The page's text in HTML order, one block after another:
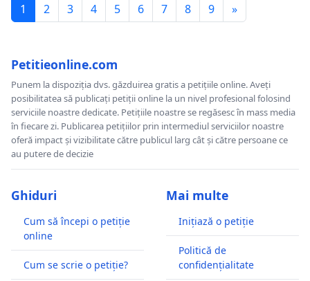
1 2 3 4 5 6 7 8 9 »
Petitieonline.com
Punem la dispoziția dvs. găzduirea gratis a petițiile online. Aveți
posibilitatea să publicați petiții online la un nivel profesional folosind
serviciile noastre dedicate. Petițiile noastre se regăsesc în mass media
în fiecare zi. Publicarea petițiilor prin intermediul serviciilor noastre
oferă impact și vizibilitate către publicul larg cât și către persoane ce
au putere de decizie
Ghiduri
Cum să începi o petiție
online
Cum se scrie o petiție?
Mai multe
Inițiază o petiție
Politică de
confidențialitate